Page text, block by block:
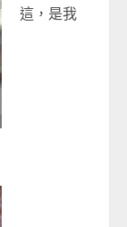
這，是我